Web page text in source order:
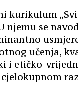
se
učenja,
i etičko-